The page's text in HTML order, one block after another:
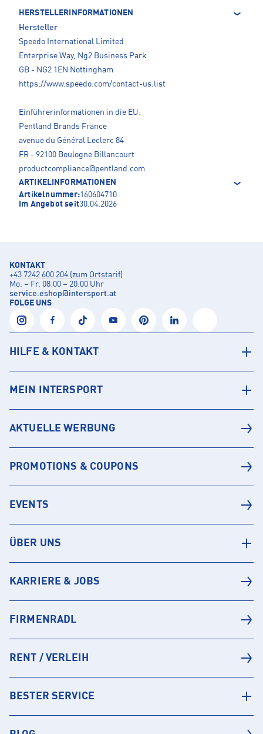
HERSTELLERINFORMATIONEN
Hersteller
Speedo International Limited
Enterprise Way, Ng2 Business Park
GB - NG2 1EN Nottingham
https://www.speedo.com/contact-us.list
Einführerinformationen in die EU:
Pentland Brands France
avenue du Général Leclerc 84
FR - 92100 Boulogne Billancourt
productcompliance@pentland.com
ARTIKELINFORMATIONEN
Artikelnummer:160604710
Im Angebot seit30.04.2026
KONTAKT
+43 7242 600 204 (zum Ortstarif)
Mo. – Fr. 08:00 – 20:00 Uhr
service.eshop@intersport.at
FOLGE UNS
HILFE & KONTAKT
MEIN INTERSPORT
AKTUELLE WERBUNG
PROMOTIONS & COUPONS
EVENTS
ÜBER UNS
KARRIERE & JOBS
FIRMENRADL
RENT / VERLEIH
BESTER SERVICE